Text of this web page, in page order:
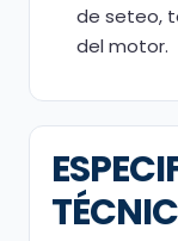
de seteo,
del motor.